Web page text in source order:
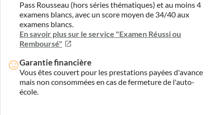
Pass Rousseau (hors séries thématiques) et au moins 4
examens blancs, avec un score moyen de 34/40 aux
examens blancs.
En savoir plus sur le service "Examen Réussi ou
Remboursé"
Garantie financière
Vous êtes couvert pour les prestations payées d'avance
mais non consommées en cas de fermeture de l'auto-
école.